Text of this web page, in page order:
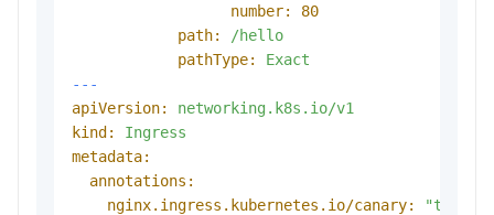
number:
80
path:
/hello
pathType:
Exact
---
apiVersion:
networking.k8s.io/v1
kind:
Ingress
metadata:
annotations:
nginx.ingress.kubernetes.io/canary:
"true"